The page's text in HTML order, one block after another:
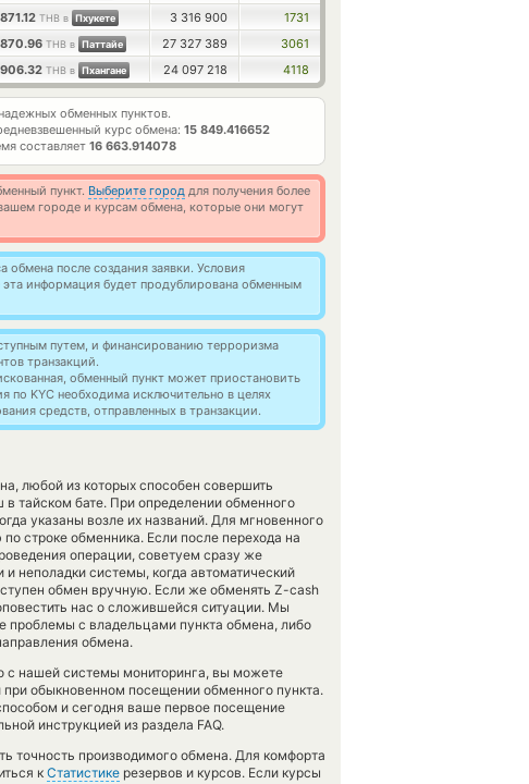
THB в Пхукете 3 316 900
1731
THB в Паттайе 27 327 389
3061
THB в Пхангане 24 097 218 4118
обменных пунктов.
курс обмена: 15 849.416652
составляет 16 663.914078
пункт. Выберите город для получения более
городе и курсам обмена, которые они могут
обмена после создания заявки. Условия
информация будет продублирована обменным
путем, и финансированию терроризма
транзакций.
обменный пункт может приостановить
по KYC необходима исключительно в целях
средств, отправленных в транзакции.
любой из которых способен совершить
в тайском бате. При определении обменного
указаны возле их названий. Для мгновенного
строке обменника. Если после перехода на
операции, советуем сразу же
и неполадки системы, когда автоматический
обмен вручную. Если же обменять Z-cash
нас о сложившейся ситуации. Мы
с владельцами пункта обмена, либо
обмена.
с нашей системы мониторинга, вы можете
обыкновенном посещении обменного пункта.
и сегодня ваше первое посещение
инструкцией из раздела FAQ.
точность производимого обмена. Для комфорта
к Статистике резервов и курсов. Если курсы